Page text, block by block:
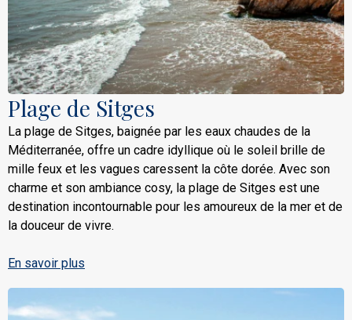
Plage de Sitges
La plage de Sitges, baignée par les eaux chaudes de la
Méditerranée, offre un cadre idyllique où le soleil brille de
mille feux et les vagues caressent la côte dorée. Avec son
charme et son ambiance cosy, la plage de Sitges est une
destination incontournable pour les amoureux de la mer et de
la douceur de vivre.
En savoir plus